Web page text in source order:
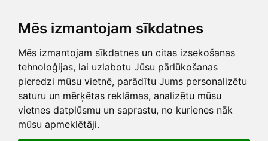
Mēs izmantojam sīkdatnes
Mēs izmantojam sīkdatnes un citas izsekošanas
tehnoloģijas, lai uzlabotu Jūsu pārlūkošanas
pieredzi mūsu vietnē, parādītu Jums personalizētu
saturu un mērķētas reklāmas, analizētu mūsu
vietnes datplūsmu un saprastu, no kurienes nāk
mūsu apmeklētāji.